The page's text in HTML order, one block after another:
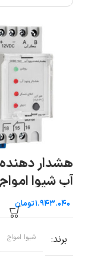
ساعت فرمان
هفتگی
امواج WTB-30Pتومان